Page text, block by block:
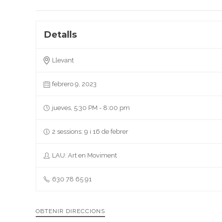
Detalls
Llevant
febrero 9, 2023
jueves, 5:30 PM - 8:00 pm
2 sessions: 9 i 16 de febrer
LAU: Art en Moviment
630 78 65 91
OBTENIR DIRECCIONS